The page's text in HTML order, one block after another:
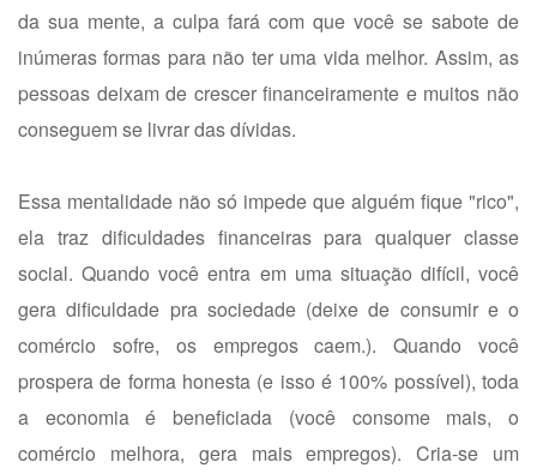
da sua mente, a culpa fará com que você se sabote de
inúmeras formas para não ter uma vida melhor. Assim, as
pessoas deixam de crescer financeiramente e muitos não
conseguem se livrar das dívidas.
Essa mentalidade não só impede que alguém fique "rico",
ela traz dificuldades financeiras para qualquer classe
social. Quando você entra em uma situação difícil, você
gera dificuldade pra sociedade (deixe de consumir e o
comércio sofre, os empregos caem.). Quando você
prospera de forma honesta (e isso é 100% possível), toda
a economia é beneficiada (você consome mais, o
comércio melhora, gera mais empregos). Cria-se um